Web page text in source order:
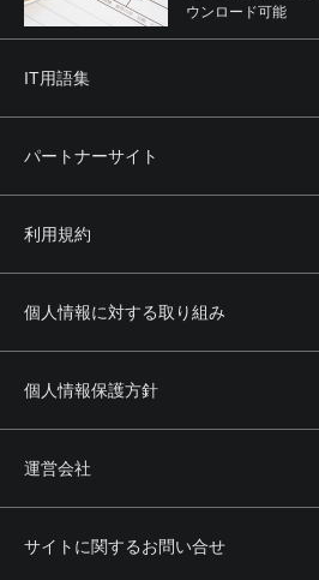
ウンロード可能
IT用語集
パートナーサイト
利用規約
個人情報に対する取り組み
個人情報保護方針
運営会社
サイトに関するお問い合せ